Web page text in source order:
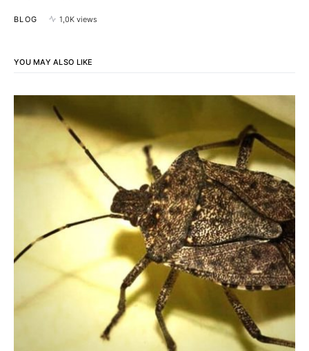
BLOG 1,0K views
YOU MAY ALSO LIKE